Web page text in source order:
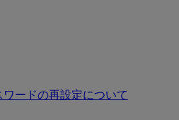
ードの再設定について